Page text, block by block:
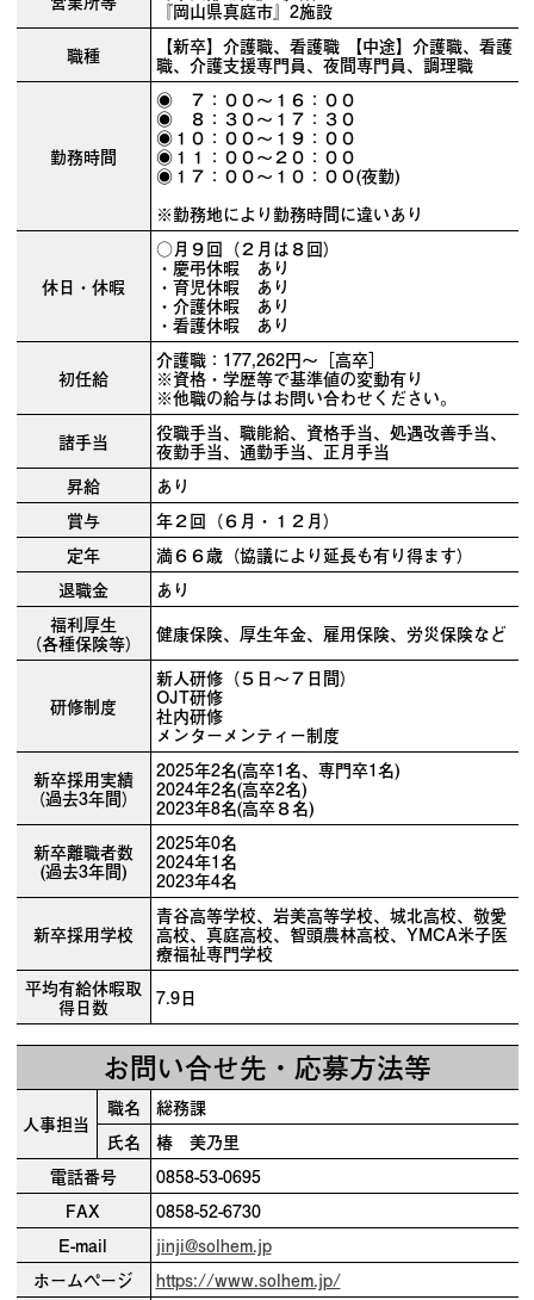
『岡山県真庭市』2施設
職種
【新卒】介護職、看護職 【中途】介護職、看護
職、介護支援専門員、夜間専門員、調理職
勤務時間
◉ ７：００～１６：００
◉ ８：３０～１７：３０
◉１０：００～１９：００
◉１１：００～２０：００
◉１７：００～１０：００(夜勤)
※勤務地により勤務時間に違いあり
休日・休暇
○月９回（２月は８回）
・慶弔休暇 あり
・育児休暇 あり
・介護休暇 あり
・看護休暇 あり
初任給
介護職：177,262円～［高卒］
※資格・学歴等で基準値の変動有り
※他職の給与はお問い合わせください。
諸手当
役職手当、職能給、資格手当、処遇改善手当、
夜勤手当、通勤手当、正月手当
昇給
あり
賞与
年２回（６月・１２月）
定年
満６６歳（協議により延長も有り得ます）
退職金
あり
福利厚生
（各種保険等） 健康保険、厚生年金、雇用保険、労災保険など
研修制度
新人研修（５日～７日間）
OJT研修
社内研修
メンターメンティー制度
新卒採用実績
（過去3年間）
2025年2名(高卒1名、専門卒1名)
2024年2名(高卒2名)
2023年8名(高卒８名)
新卒離職者数
(過去3年間)
2025年0名
2024年1名
2023年4名
新卒採用学校
青谷高等学校、岩美高等学校、城北高校、敬愛
高校、真庭高校、智頭農林高校、YMCA米子医
療福祉専門学校
平均有給休暇取
得日数 7.9日
お問い合せ先・応募方法等
人事担当
職名
総務課
氏名
椿 美乃里
電話番号
0858-53-0695
FAX
0858-52-6730
E-mail
jinji@solhem.jp
ホームページ
https://www.solhem.jp/